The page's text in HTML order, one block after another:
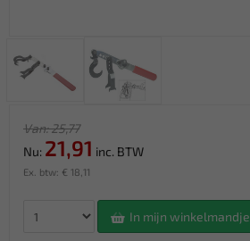
Van: 25,77
Nu: 21,91 inc. BTW
Ex. btw: € 18,11
In mijn winkelmandje